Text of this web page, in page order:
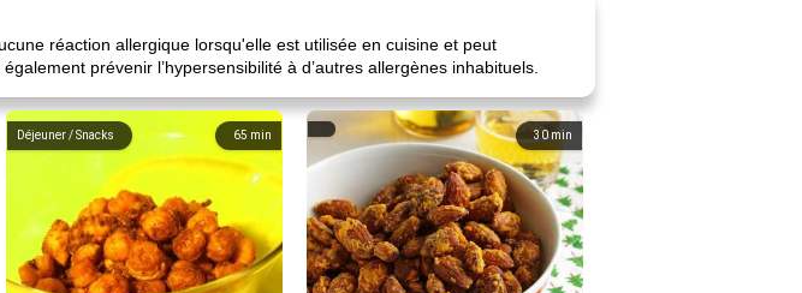
réaction allergique lorsqu'elle est utilisée en cuisine et peut
prévenir l’hypersensibilité à d’autres allergènes inhabituels.
65 min
Déjeuner / Snacks 30min